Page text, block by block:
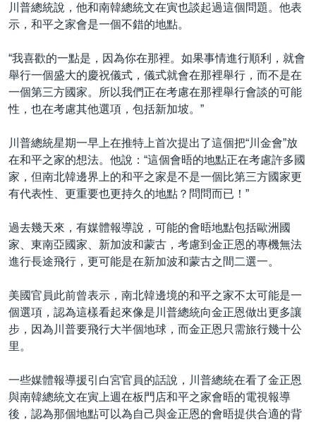
川普總統說，他和南韓總統文在寅也談起過這個問題。他表
示，和平之家會是一個不錯的地點。
“我喜歡的一點是，因為你在那裡。如果事情進行順利，就會
舉行一個盛大的慶祝儀式，儀式就會在那裡舉行，而不是在
一個第三方國家。所以我們正在考慮在那裡舉行會談的可能
性，也在考慮其他選項，包括新加坡。”
川普總統星期一早上在推特上首次提出了這個把“川金會”放
在和平之家的想法。他說：“這個會晤的地點正在考慮許多國
家，但南北韓邊界上的和平之家是不是一個比第三方國家更
有代表性、更重要也更持久的地點？問問而已！”
過去幾天來，有媒體報導說，可能的會晤地點包括歐洲國
家、東南亞國家、新加波和蒙古，考慮到金正恩的專機無法
進行長途飛行，更可能是在新加波和蒙古之間二選一。
美國官員此前曾表示，南北韓邊境的和平之家不太可能是一
個選項，認為這樣看起來像是川普總統向金正恩做出更多讓
步，因為川普要飛行大半個地球，而金正恩只需旅行幾十公
里。
一些媒體報導援引白宮官員的話說，川普總統在看了金正恩
與南韓總統文在寅上週在板門店和平之家會晤的電視報導
後，認為那個地點可以為自己與金正恩的會晤提供合適的背